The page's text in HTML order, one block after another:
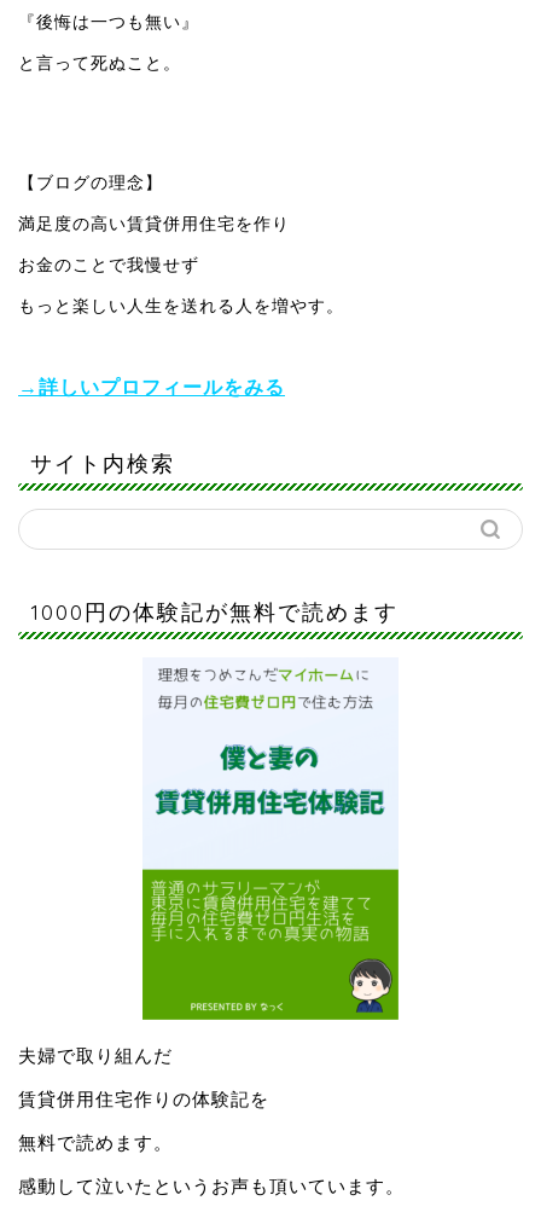
『後悔は一つも無い』
と言って死ぬこと。
【ブログの理念】
満足度の高い賃貸併用住宅を作り
お金のことで我慢せず
もっと楽しい人生を送れる人を増やす。
→詳しいプロフィールをみる
サイト内検索
1000円の体験記が無料で読めます
夫婦で取り組んだ
賃貸併用住宅作りの体験記を
無料で読めます。
感動して泣いたというお声も頂いています。